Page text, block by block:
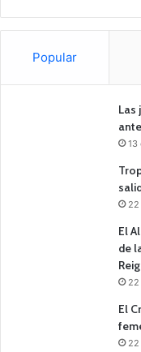
Popular
Las
13
El
de
El